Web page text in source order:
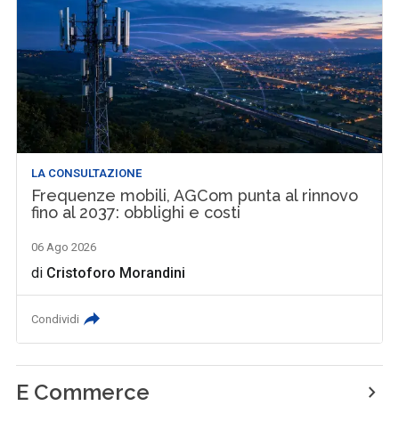
LA CONSULTAZIONE
Frequenze mobili, AGCom punta al rinnovo
fino al 2037: obblighi e costi
06 Ago 2026
di Cristoforo Morandini
Condividi
E Commerce